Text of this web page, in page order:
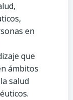
en
que
ámbitos
salud